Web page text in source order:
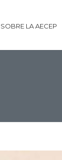
SOBRE LA AECEP